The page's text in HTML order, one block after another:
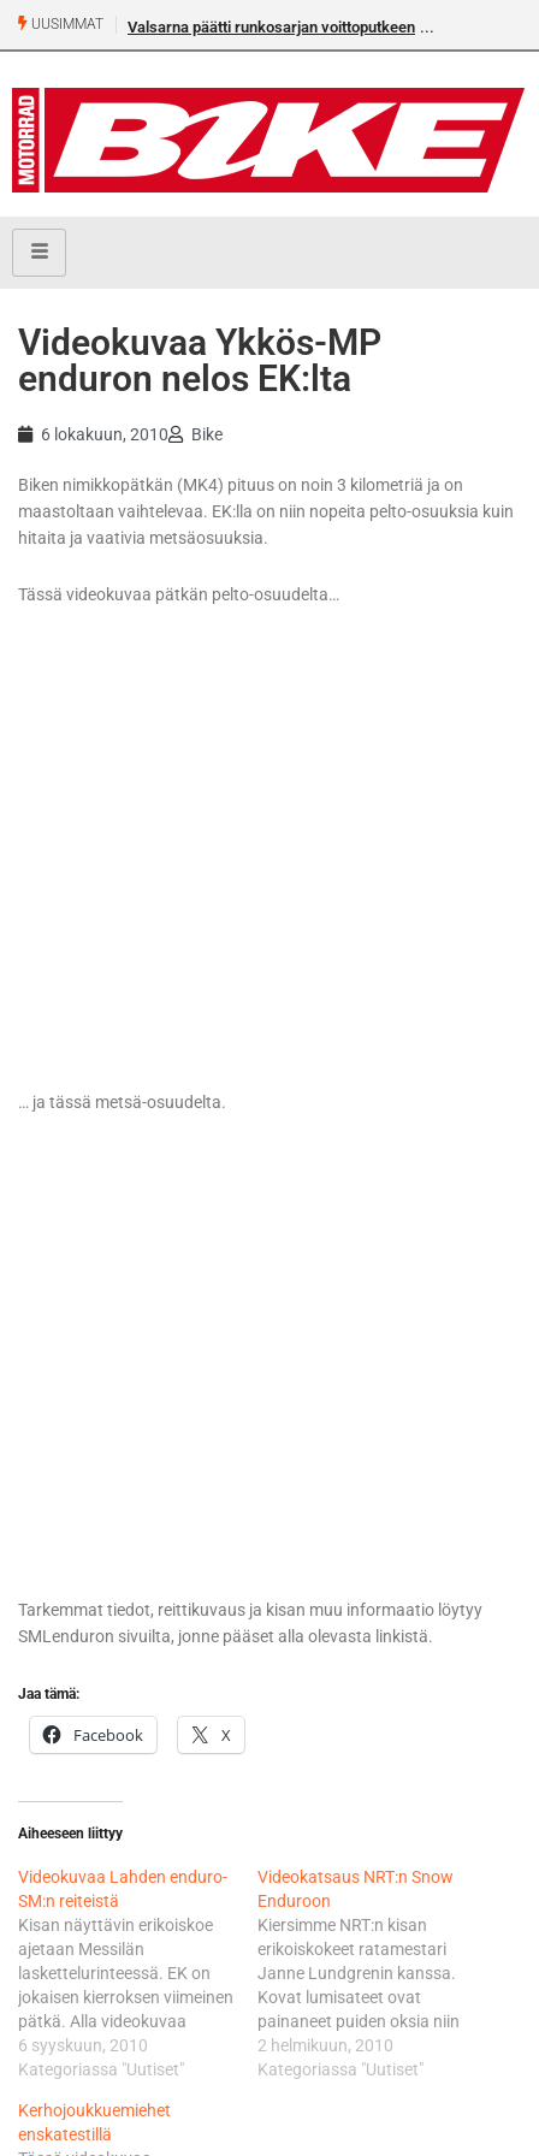
UUSIMMAT Valsarna päätti runkosarjan voittoputkeen
Videokuvaa Ykkös-MP
enduron nelos EK:lta
6 lokakuun, 2010 Bike
Biken nimikkopätkän (MK4) pituus on noin 3 kilometriä ja on
maastoltaan vaihtelevaa. EK:lla on niin nopeita pelto-osuuksia kuin
hitaita ja vaativia metsäosuuksia.
Tässä videokuvaa pätkän pelto-osuudelta…
… ja tässä metsä-osuudelta.
Tarkemmat tiedot, reittikuvaus ja kisan muu informaatio löytyy
SMLenduron sivuilta, jonne pääset alla olevasta linkistä.
Jaa tämä:
Facebook X
Aiheeseen liittyy
Videokuvaa Lahden enduro-
SM:n reiteistä
Kisan näyttävin erikoiskoe
ajetaan Messilän
laskettelurinteessä. EK on
jokaisen kierroksen viimeinen
pätkä. Alla videokuvaa
erikoiskokeen
ensimmäisestä
kuvaa pätkän
loppupuoliskosta. Kisan
6 syyskuun, 2010
Kategoriassa "Uutiset"
Videokatsaus NRT:n Snow
Enduroon
Kiersimme NRT:n kisan
erikoiskokeet ratamestari
Janne Lundgrenin kanssa.
Kovat lumisateet ovat
painaneet puiden oksia niin
paljon, että monin paikoin
oksat ovat taipuneet reitille,
2 helmikuun, 2010
Kategoriassa "Uutiset"
Kerhojoukkuemiehet
enskatestillä